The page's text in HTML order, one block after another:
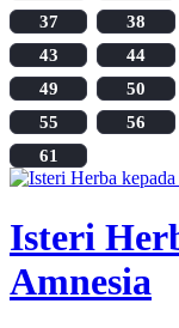
37
38
43
44
49
50
55
56
61
Isteri
Amnesia